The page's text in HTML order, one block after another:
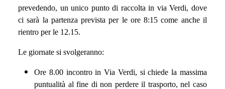
prevedendo, un unico punto di raccolta in via Verdi, dove
ci sarà la partenza prevista per le ore 8:15 come anche il
rientro per le 12.15.
Le giornate si svolgeranno:
Ore 8.00 incontro in Via Verdi, si chiede la massima
puntualità al fine di non perdere il trasporto, nel caso